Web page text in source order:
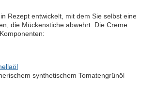
Rezept entwickelt, mit dem Sie selbst eine
die Mückenstiche abwehrt. Die Creme
synthetischem Tomatengrünöl